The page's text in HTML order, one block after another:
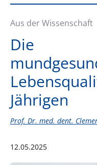
Aus der Wissenschaft
Die
Jährigen
Prof. Dr. med. dent.
12.05.2025